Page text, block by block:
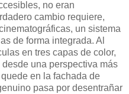
no eran
cambio requiere,
un sistema
de forma integrada. Al
en tres capas de color,
una perspectiva más
en la fachada de
pasa por desentrañar